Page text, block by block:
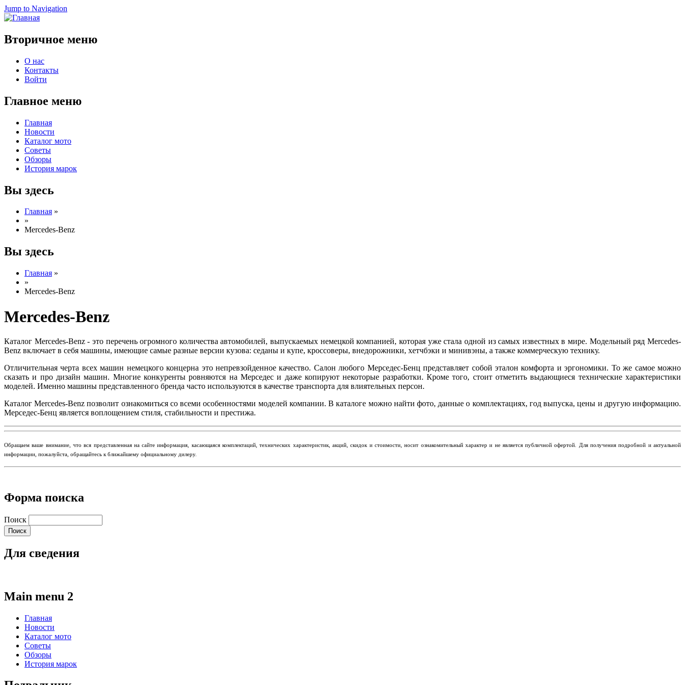
Jump to Navigation
Вторичное меню
О нас
Контакты
Войти
Главное меню
Главная
Новости
Каталог мото
Советы
Обзоры
История марок
Вы здесь
Главная »
»
Mercedes-Benz
Вы здесь
Главная »
»
Mercedes-Benz
Mercedes-Benz
Каталог Mercedes-Benz - это перечень огромного количества автомобилей, выпускаемых немецкой компанией, которая уже стала одной из самых известных в мире. Модельный ряд Mercedes-
Benz включает в себя машины, имеющие самые разные версии кузова: седаны и купе, кроссоверы, внедорожники, хетчбэки и минивэны, а также коммерческую технику.
Отличительная черта всех машин немецкого концерна это непревзойденное качество. Салон любого Мерседес-Бенц представляет собой эталон комфорта и эргономики. То же самое можно
сказать и про дизайн машин. Многие конкуренты ровняются на Мерседес и даже копируют некоторые разработки. Кроме того, стоит отметить выдающиеся технические характеристики
моделей. Именно машины представленного бренда часто используются в качестве транспорта для влиятельных персон.
Каталог Mercedes-Benz позволит ознакомиться со всеми особенностями моделей компании. В каталоге можно найти фото, данные о комплектациях, год выпуска, цены и другую информацию.
Мерседес-Бенц является воплощением стиля, стабильности и престижа.
​Обращаем ваше внимание, что вся представленная на сайте информация, касающаяся комплектаций, технических характеристик, акций, скидок и стоимости, носит ознакомительный характер и не является публичной офертой. Для получения подробной и актуальной
информации, пожалуйста, обращайтесь к ближайшему официальному дилеру.
Форма поиска
Поиск
Для сведения
Main menu 2
Главная
Новости
Каталог мото
Советы
Обзоры
История марок